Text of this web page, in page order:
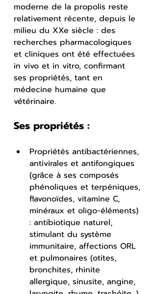
moderne de la propolis reste
relativement récente, depuis le
milieu du XXe siècle : des
recherches pharmacologiques
et cliniques ont été effectuées
in vivo et in vitro, confirmant
ses propriétés, tant en
médecine humaine que
vétérinaire.
Ses propriétés :
Propriétés antibactériennes,
antivirales et antifongiques
(grâce à ses composés
phénoliques et terpéniques,
flavonoïdes, vitamine C,
minéraux et oligo-éléments)
: antibiotique naturel,
stimulant du système
immunitaire, affections ORL
et pulmonaires (otites,
bronchites, rhinite
allergique, sinusite, angine,